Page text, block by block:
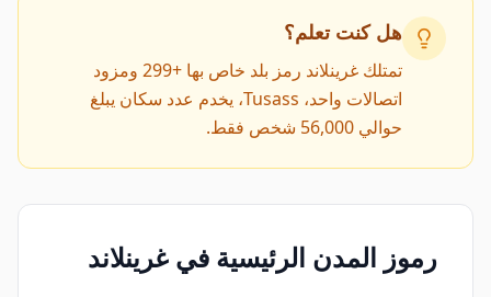
هل كنت تعلم؟
تمتلك غرينلاند رمز بلد خاص بها +299 ومزود
اتصالات واحد، Tusass، يخدم عدد سكان يبلغ
حوالي 56,000 شخص فقط.
رموز المدن الرئيسية في غرينلاند